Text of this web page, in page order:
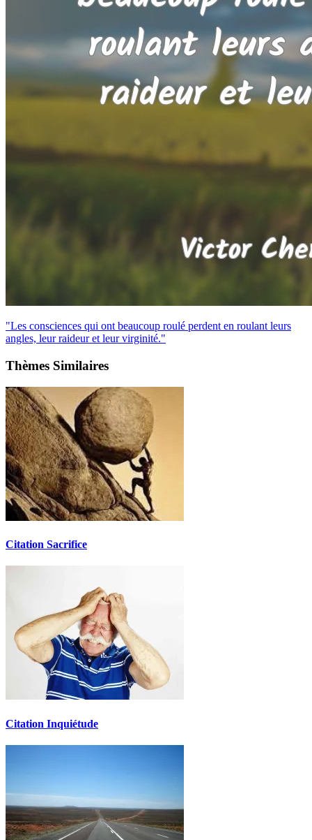
"Les consciences qui ont beaucoup roulé perdent en roulant leurs
angles, leur raideur et leur virginité."
Thèmes Similaires
Citation Sacrifice
Citation Inquiétude